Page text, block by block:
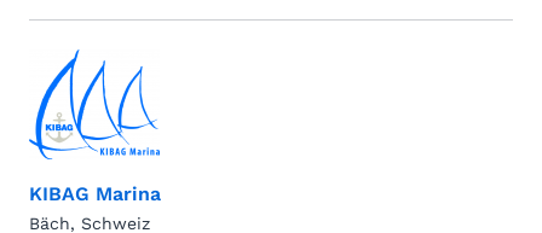
KIBAG Marina
Bäch, Schweiz